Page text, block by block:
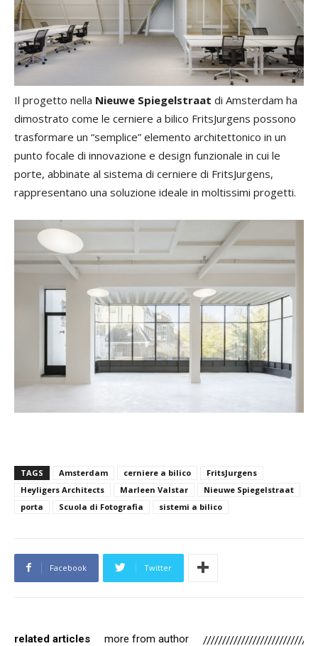
Il progetto nella Nieuwe Spiegelstraat di Amsterdam ha
dimostrato come le cerniere a bilico FritsJurgens possono
trasformare un “semplice” elemento architettonico in un
punto focale di innovazione e design funzionale in cui le
porte, abbinate al sistema di cerniere di FritsJurgens,
rappresentano una soluzione ideale in moltissimi progetti.
TAGS Amsterdam cerniere a bilico
FritsJurgens
Heyligers Architects
Marleen Valstar
Nieuwe Spiegelstraat
porta
Scuola di Fotografia sistemi a bilico
Facebook Twitter
related articles more from author